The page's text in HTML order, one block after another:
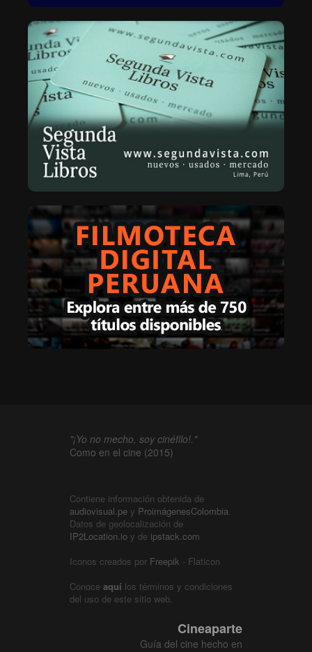
"¡Yo no mecho, soy cinéfilo!."
Como en el cine (2015)
Contiene información obtenida de
audiovisual.pe y ProimágenesColombia.
Datos de geolocalización de
IP2Location.io y de ipstack.com
Iconos creados por Freepik - Flaticon
Conoce aquí los términos y condiciones
del uso de este sitio web.
Cineaparte
Guía del cine hecho en